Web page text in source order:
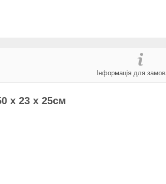
Інформація для
x 23 x 25см